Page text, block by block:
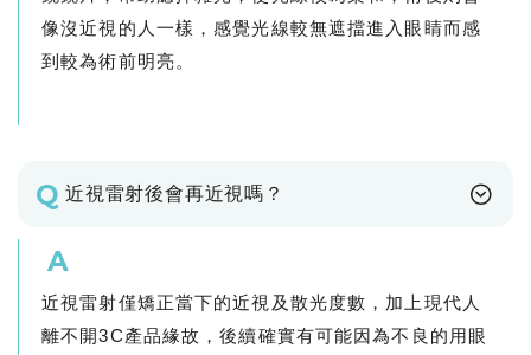
像沒近視的人一樣，感覺光線較無遮擋進入眼睛而感
到較為術前明亮。
Q 近視雷射後會再近視嗎？
A
近視雷射僅矯正當下的近視及散光度數，加上現代人
離不開3C產品緣故，後續確實有可能因為不良的用眼